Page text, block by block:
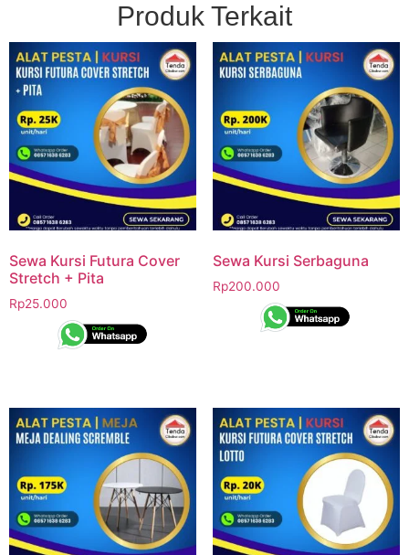
Produk Terkait
Sewa Kursi Futura Cover
Stretch + Pita
Rp25.000
Sewa Kursi Serbaguna
Rp200.000